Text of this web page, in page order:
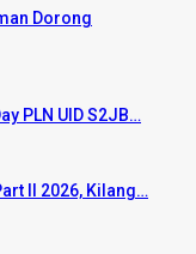
Dorong
PLN UID S2JB…
II 2026, Kilang…